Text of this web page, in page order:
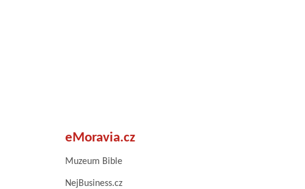
eMoravia.cz
Muzeum Bible
NejBusiness.cz